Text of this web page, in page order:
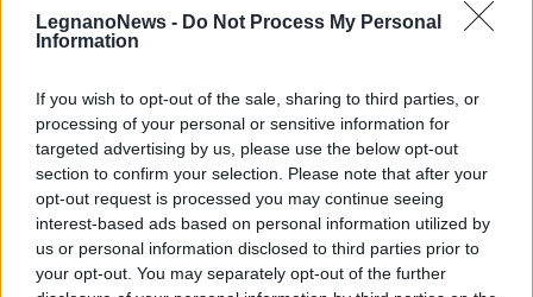
LegnanoNews - Do Not Process My Personal
Information
If you wish to opt-out of the sale, sharing to third parties, or
processing of your personal or sensitive information for
targeted advertising by us, please use the below opt-out
section to confirm your selection. Please note that after your
opt-out request is processed you may continue seeing
interest-based ads based on personal information utilized by
us or personal information disclosed to third parties prior to
your opt-out. You may separately opt-out of the further
Leggi l'articolo:
Salvati 12 quintali di pesci dal Naviglio Grande